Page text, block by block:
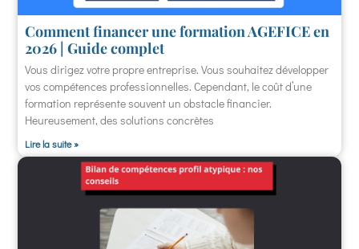
Comment financer une formation AGEFICE en
2026 | Guide complet
Vous dirigez votre propre entreprise. Vous souhaitez développer
vos compétences professionnelles. Cependant, le coût d’une
formation représente souvent un obstacle financier.
Heureusement, des solutions concrètes
Lire la suite »